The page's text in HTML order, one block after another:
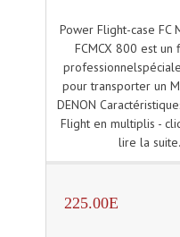
Power Flight-case FC
FCMCX 800 est un
pour transporter un
DENON
Flight en multiplis -
lire la
225.00E